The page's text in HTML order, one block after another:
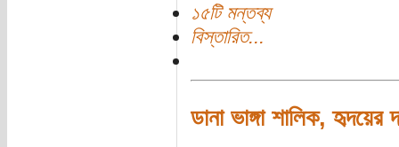
১৫টি মন্তব্য
বিস্তারিত...
ডানা ভাঙ্গা শালিক, হৃদয়ের